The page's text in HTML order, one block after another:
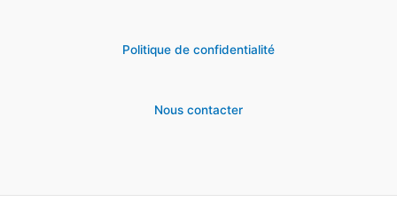
Politique de confidentialité
Nous contacter